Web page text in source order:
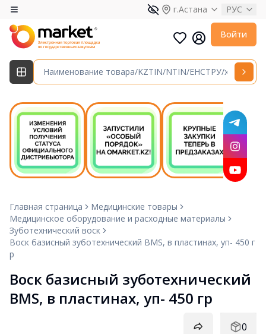
г.Астана РУС
Войти
Главная страница
Медицинские товары
Медицинское оборудование и расходные материалы
Зуботехнический воск
Воск базисный зуботехнический BMS, в пластинах, уп- 450 г
р
Воск базисный зуботехнический
BMS, в пластинах, уп- 450 гр
0